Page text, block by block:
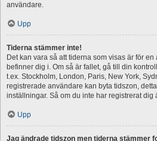
användare.
Upp
Tiderna stämmer inte!
Det kan vara så att tiderna som visas är för
befinner dig i. Om så är fallet, gå till din
t.ex. Stockholm, London, Paris, New York,
registrerade användare kan byta tidszon,
inställningar. Så om du inte har registrerat dig
Upp
Jag ändrade tidszon men tiderna stämmer